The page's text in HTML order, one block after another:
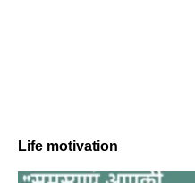
Life motivation